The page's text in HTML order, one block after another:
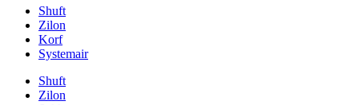
Shuft
Zilon
Korf
Systemair
Shuft
Zilon